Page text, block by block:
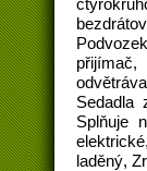
Sedadla
Splňuje
laděný,